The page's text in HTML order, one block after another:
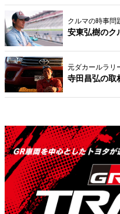
クルマの時事問
安東弘樹のク
元ダカールラリ
寺田昌弘の取